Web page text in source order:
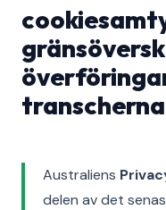
transcherna
Australiens
delen av det